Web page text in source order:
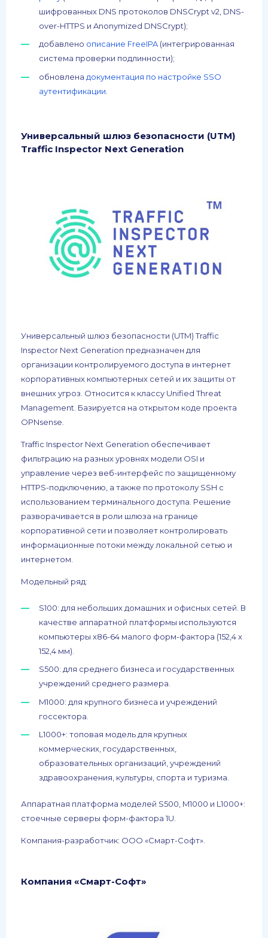
шифрованных DNS протоколов DNSCrypt v2, DNS-
over-HTTPS и Anonymized DNSCrypt);
добавлено описание FreeIPA (интегрированная
система проверки подлинности);
обновлена документация по настройке SSO
аутентификации
Универсальный шлюз безопасности (UTM)
Traffic Inspector Next Generation
Универсальный шлюз безопасности (UTM) Traffic
Inspector Next Generation предназначен для
организации контролируемого доступа в интернет
корпоративных компьютерных сетей и их защиты от
внешних угроз. Относится к классу Unified Threat
Management. Базируется на открытом коде проекта
OPNsense.
Traffic Inspector Next Generation обеспечивает
фильтрацию на разных уровнях модели OSI и
управление через веб-интерфейс по защищенному
HTTPS-подключению, а также по протоколу SSH с
использованием терминального доступа. Решение
разворачивается в роли шлюза на границе
корпоративной сети и позволяет контролировать
информационные потоки между локальной сетью и
интернетом.
Модельный ряд:
S100: для небольших домашних и офисных сетей. В
качестве аппаратной платформы используются
компьютеры x86-64 малого форм-фактора (152,4 x
152,4 мм).
S500: для среднего бизнеса и государственных
учреждений среднего размера.
M1000: для крупного бизнеса и учреждений
госсектора.
L1000+: топовая модель для крупных
коммерческих, государственных,
образовательных организаций, учреждений
здравоохранения, культуры, спорта и туризма.
Аппаратная платформа моделей S500, M1000 и L1000+:
стоечные серверы форм-фактора 1U.
Компания-разработчик: ООО «Смарт-Софт».
Компания «Смарт-Софт»